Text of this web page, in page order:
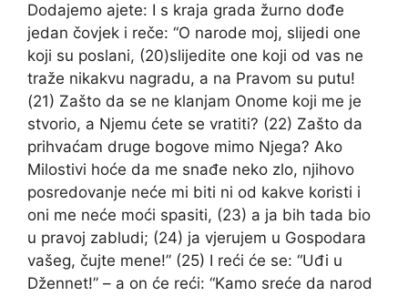
Dodajemo ajete: I s kraja grada žurno dođe
jedan čovjek i reče: “O narode moj, slijedi one
koji su poslani, (20)slijedite one koji od vas ne
traže nikakvu nagradu, a na Pravom su putu!
(21) Zašto da se ne klanjam Onome koji me je
stvorio, a Njemu ćete se vratiti? (22) Zašto da
prihvaćam druge bogove mimo Njega? Ako
Milostivi hoće da me snađe neko zlo, njihovo
posredovanje neće mi biti ni od kakve koristi i
oni me neće moći spasiti, (23) a ja bih tada bio
u pravoj zabludi; (24) ja vjerujem u Gospodara
vašeg, čujte mene!” (25) I reći će se: “Uđi u
Džennet!” – a on će reći: “Kamo sreće da narod